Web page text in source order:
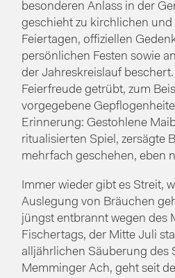
besonderen Anlass in der
geschieht zu kirchlichen und
Feiertagen, offiziellen
persönlichen Festen sowie
der Jahreskreislauf
Feierfreude getrübt, zum
vorgegebene
Erinnerung: Gestohlene
ritualisierten Spiel, zersägte
mehrfach geschehen, eben
Immer wieder gibt es Streit,
Auslegung von Bräuchen
jüngst entbrannt wegen des
Fischertags, der Mitte Juli
alljährlichen Säuberung des
Memminger Ach, geht seit